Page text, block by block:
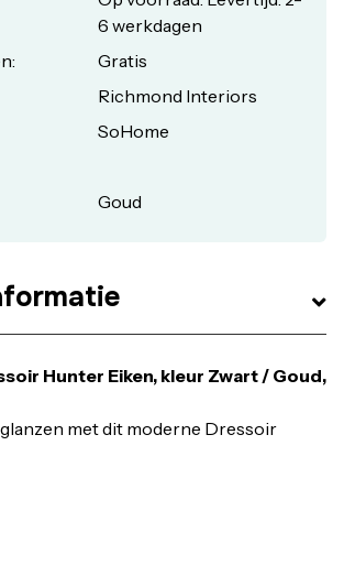
6 werkdagen
Gratis
Richmond Interiors
SoHome
Goud
Hunter Eiken, kleur Zwart / Goud,
met dit moderne Dressoir